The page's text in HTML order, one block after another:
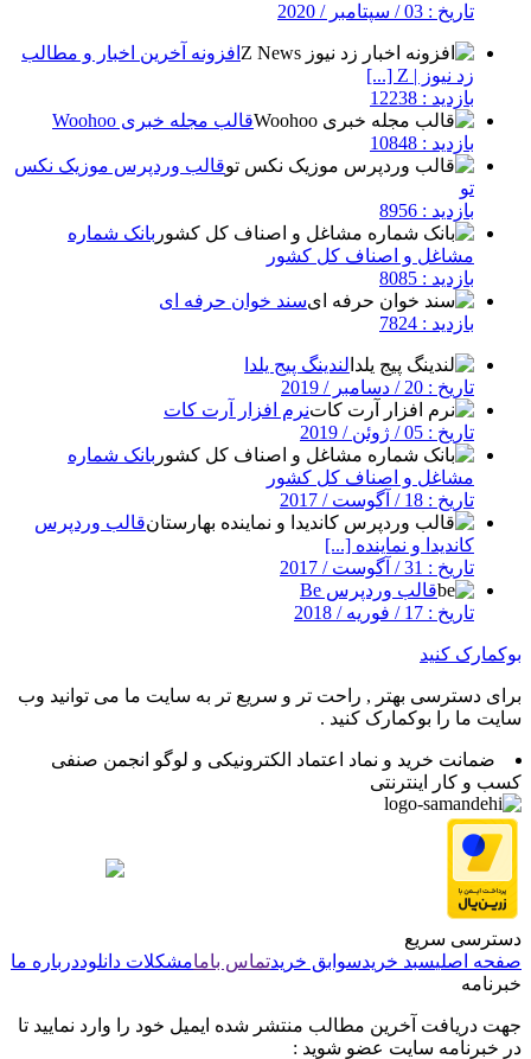
تاریخ : 03 / سپتامبر / 2020
افزونه آخرین اخبار و مطالب
زد نیوز | Z [...]
بازدید : 12238
قالب مجله خبری Woohoo
بازدید : 10848
قالب وردپرس موزیک نکس
تو
بازدید : 8956
بانک شماره
مشاغل و اصناف کل کشور
بازدید : 8085
سند خوان حرفه ای
بازدید : 7824
لندینگ پیج یلدا
تاریخ : 20 / دسامبر / 2019
نرم افزار آرت کات
تاریخ : 05 / ژوئن / 2019
بانک شماره
مشاغل و اصناف کل کشور
تاریخ : 18 / آگوست / 2017
قالب وردپرس
کاندیدا و نماینده [...]
تاریخ : 31 / آگوست / 2017
قالب وردپرس Be
تاریخ : 17 / فوریه / 2018
بوکمارک کنید
برای دسترسی بهتر , راحت تر و سریع تر به سایت ما می توانید وب
سایت ما را بوکمارک کنید .
ضمانت خرید و نماد اعتماد الکترونیکی و لوگو انجمن صنفی
کسب و کار اینترنتی
دسترسی سریع
صفحه اصلیسبد خریدسوابق خریدتماس بامامشکلات دانلوددرباره ما
خبرنامه
جهت دریافت آخرین مطالب منتشر شده ایمیل خود را وارد نمایید تا
در خبرنامه سایت عضو شوید :